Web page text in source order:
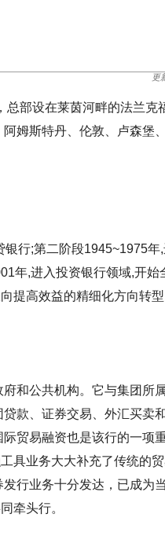
更
部设在莱茵河畔的法兰克
姆斯特丹、伦敦、卢森堡
行;第二阶段1945~1975年
年,进入投资银行领域,开始
提高效益的精细化方向转型
和公共机构。它与集团所
款、证券交易、外汇买卖
贸易融资也是该行的一项
具业务大大补充了传统的
行业务十分发达，已成为
牵头行。